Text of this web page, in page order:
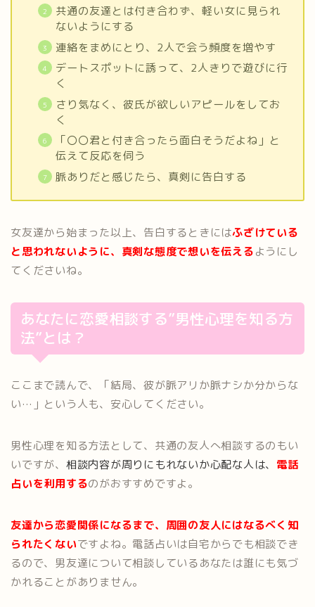
共通の友達とは付き合わず、軽い女に見られ
ないようにする
連絡をまめにとり、2人で会う頻度を増やす
デートスポットに誘って、2人きりで遊びに行
く
さり気なく、彼氏が欲しいアピールをしてお
く
「〇〇君と付き合ったら面白そうだよね」と
伝えて反応を伺う
脈ありだと感じたら、真剣に告白する
女友達から始まった以上、告白するときにはふざけている
と思われないように、真剣な態度で想いを伝えるようにし
てくださいね。
あなたに恋愛相談する”男性心理を知る方
法”とは？
ここまで読んで、「結局、彼が脈アリか脈ナシか分からな
い…」という人も、安心してください。
男性心理を知る方法として、共通の友人へ相談するのもい
いですが、 相談内容が周りにもれないか心配な人は、 電話
占いを利用するのがおすすめですよ。
友達から恋愛関係になるまで、周囲の友人にはなるべく知
られたくないですよね。電話占いは自宅からでも相談でき
るので、男友達について相談しているあなたは誰にも気づ
かれることがありません。